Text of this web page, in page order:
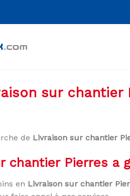
sur chantier
de Livraison sur chantier
chantier Pierres a
en Livraison sur chantier